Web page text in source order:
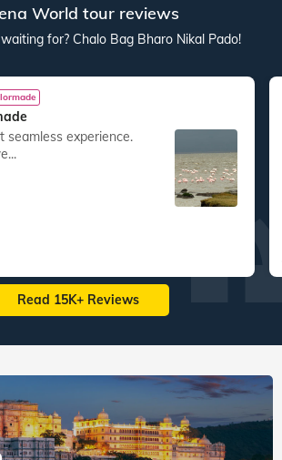
World tour reviews
for? Chalo Bag Bharo Nikal Pado!
Read 15K+ Reviews